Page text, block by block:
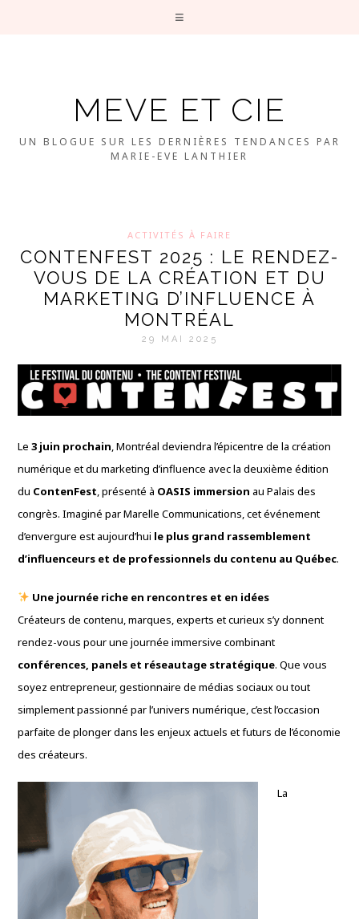
MEVE ET CIE
UN BLOGUE SUR LES DERNIÈRES TENDANCES PAR
MARIE-EVE LANTHIER
ACTIVITÉS À FAIRE
CONTENFEST 2025 : LE RENDEZ-
VOUS DE LA CRÉATION ET DU
MARKETING D’INFLUENCE À
MONTRÉAL
29 MAI 2025
Le3 juin prochain , Montréal deviendra l’épicentre de la création
numérique et du marketing d’influence avec la deuxième édition
du ContenFest , présenté à OASIS immersion au Palais des
congrès. Imaginé par Marelle Communications, cet événement
d’envergure est aujourd’hui le plus grand rassemblement
d’influenceurs et de professionnels du contenu au Québec.
Une journée riche en rencontres et en idées
Créateurs de contenu, marques, experts et curieux s’y donnent
rendez-vous pour une journée immersive combinant
conférences, panels et réseautage stratégique. Que vous
soyez entrepreneur, gestionnaire de médias sociaux ou tout
simplement passionné par l’univers numérique, c’est l’occasion
parfaite de plonger dans les enjeux actuels et futurs de l’économie
des créateurs.
La